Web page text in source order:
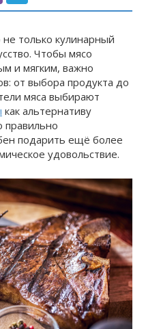
только кулинарный
Чтобы мясо
и мягким, важно
от выбора продукта до
мяса выбирают
как альтернативу
правильно
подарить ещё более
удовольствие.